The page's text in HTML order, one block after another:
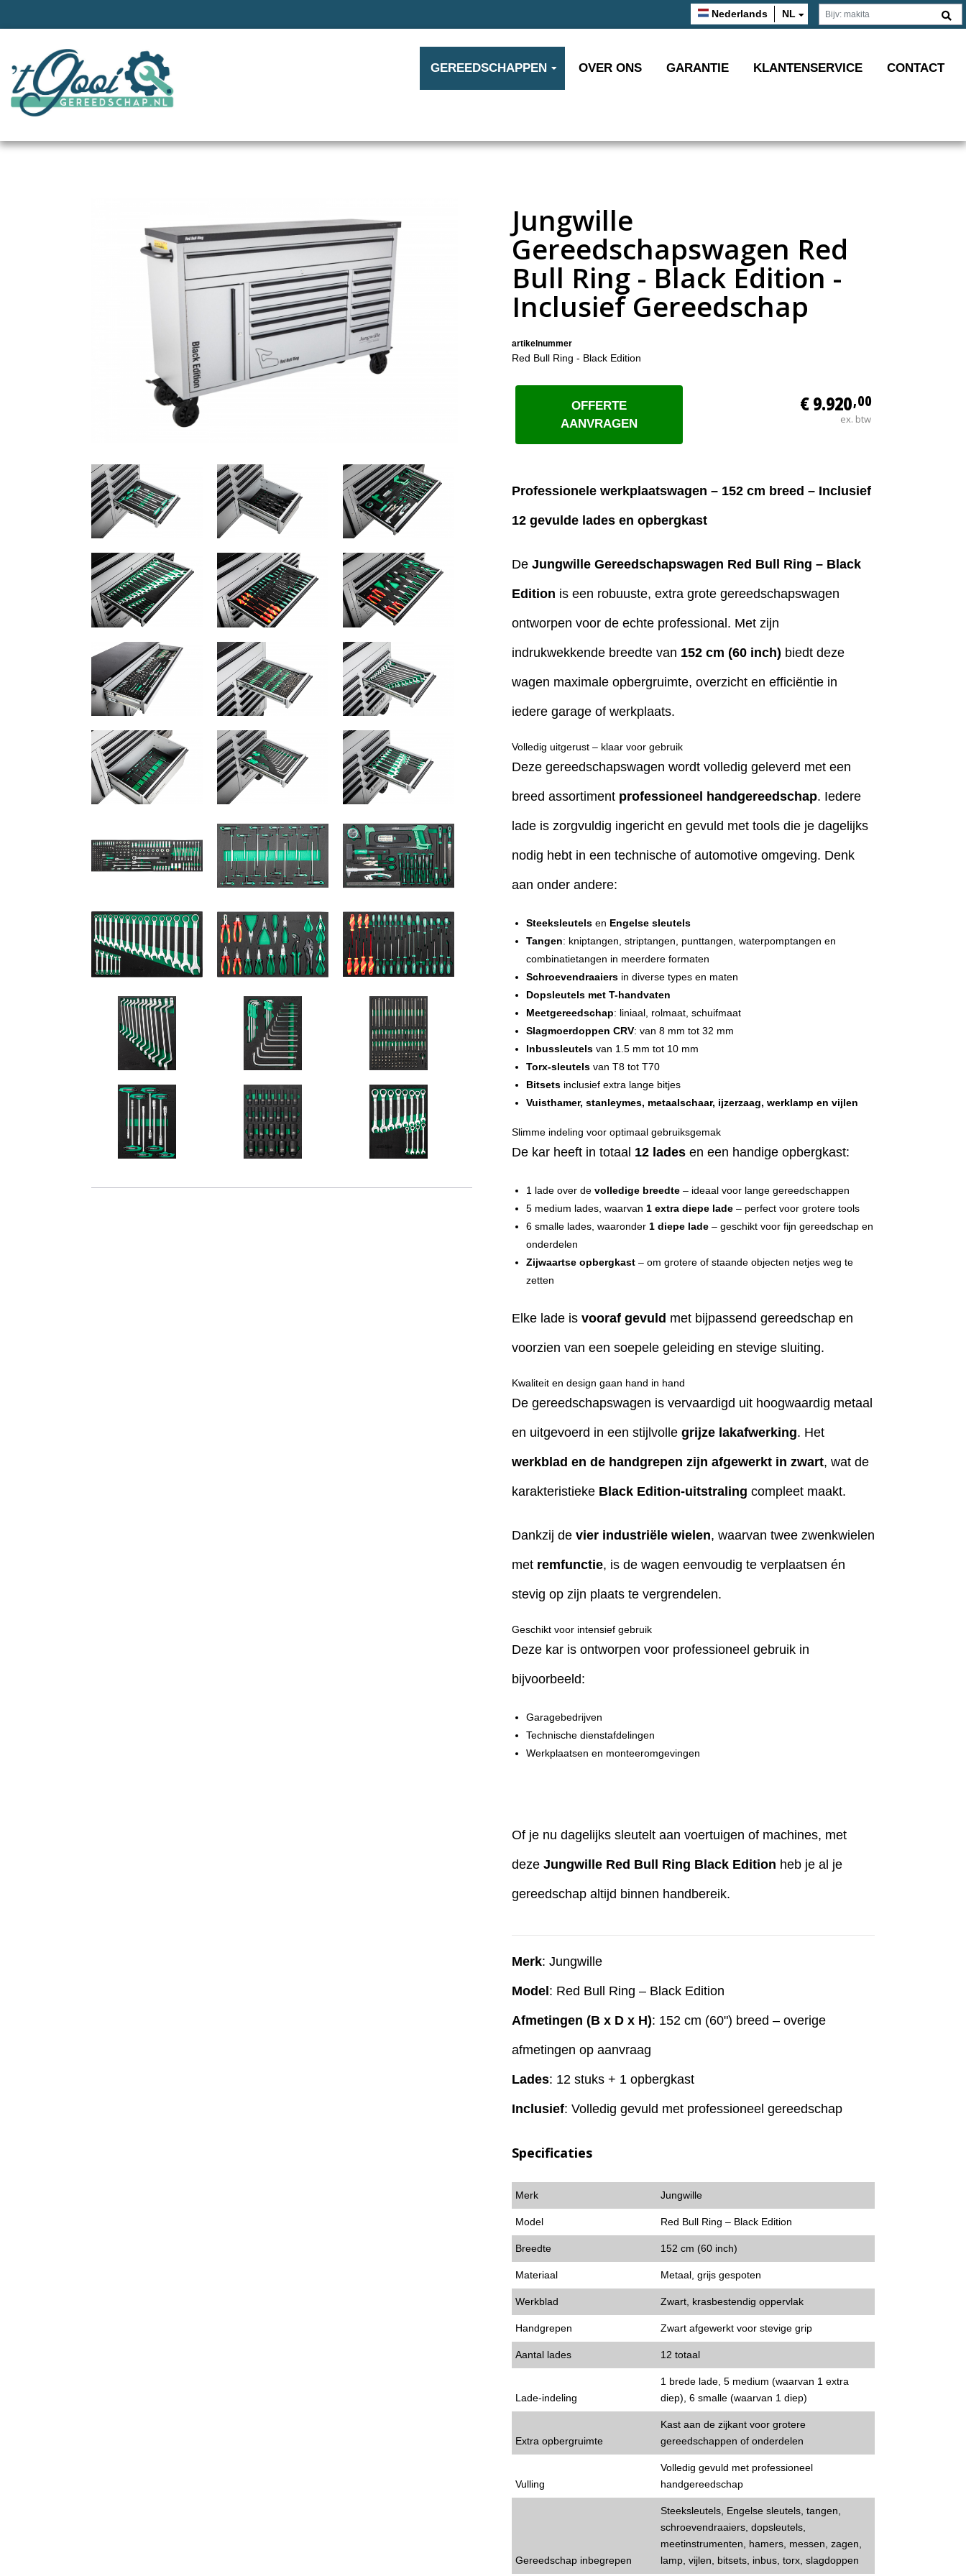
Nederlands NL
GEREEDSCHAPPEN OVER ONS GARANTIE KLANTENSERVICE CONTACT
Jungwille
Gereedschapswagen Red
Bull Ring - Black Edition -
Inclusief Gereedschap
artikelnummer
Red Bull Ring - Black Edition
€ 9.920,00
ex. btw
OFFERTE
AANVRAGEN
Professionele werkplaatswagen – 152 cm breed – Inclusief
12 gevulde lades en opbergkast
De Jungwille Gereedschapswagen Red Bull Ring – Black
Edition is een robuuste, extra grote gereedschapswagen
ontworpen voor de echte professional. Met zijn
indrukwekkende breedte van 152 cm (60 inch) biedt deze
wagen maximale opbergruimte, overzicht en efficiëntie in
iedere garage of werkplaats.
Volledig uitgerust – klaar voor gebruik
Deze gereedschapswagen wordt volledig geleverd met een
breed assortiment professioneel handgereedschap. Iedere
lade is zorgvuldig ingericht en gevuld met tools die je dagelijks
nodig hebt in een technische of automotive omgeving. Denk
aan onder andere:
Steeksleutels en Engelse sleutels
Tangen: kniptangen, striptangen, punttangen, waterpomptangen en
combinatietangen in meerdere formaten
Schroevendraaiers in diverse types en maten
Dopsleutels met T-handvaten
Meetgereedschap: liniaal, rolmaat, schuifmaat
Slagmoerdoppen CRV: van 8 mm tot 32 mm
Inbussleutels van 1.5 mm tot 10 mm
Torx-sleutels van T8 tot T70
Bitsets inclusief extra lange bitjes
Vuisthamer, stanleymes, metaalschaar, ijzerzaag, werklamp en vijlen
Slimme indeling voor optimaal gebruiksgemak
De kar heeft in totaal 12 lades en een handige opbergkast:
1 lade over de volledige breedte – ideaal voor lange gereedschappen
5 medium lades, waarvan 1 extra diepe lade – perfect voor grotere tools
6 smalle lades, waaronder 1 diepe lade – geschikt voor fijn gereedschap en
onderdelen
Zijwaartse opbergkast – om grotere of staande objecten netjes weg te
zetten
Elke lade is vooraf gevuld met bijpassend gereedschap en
voorzien van een soepele geleiding en stevige sluiting.
Kwaliteit en design gaan hand in hand
De gereedschapswagen is vervaardigd uit hoogwaardig metaal
en uitgevoerd in een stijlvolle grijze lakafwerking. Het
werkblad en de handgrepen zijn afgewerkt in zwart, wat de
karakteristieke Black Edition-uitstraling compleet maakt.
Dankzij de vier industriële wielen, waarvan twee zwenkwielen
met remfunctie, is de wagen eenvoudig te verplaatsen én
stevig op zijn plaats te vergrendelen.
Geschikt voor intensief gebruik
Deze kar is ontworpen voor professioneel gebruik in
bijvoorbeeld:
Garagebedrijven
Technische dienstafdelingen
Werkplaatsen en monteeromgevingen
Of je nu dagelijks sleutelt aan voertuigen of machines, met
deze Jungwille Red Bull Ring Black Edition heb je al je
gereedschap altijd binnen handbereik.
Merk: Jungwille
Model : Red Bull Ring – Black Edition
Afmetingen (B x D x H): 152 cm (60") breed – overige
afmetingen op aanvraag
Lades: 12 stuks + 1 opbergkast
Inclusief: Volledig gevuld met professioneel gereedschap
Specificaties
Merk Jungwille
Model Red Bull Ring – Black Edition
Breedte 152 cm (60 inch)
Materiaal Metaal, grijs gespoten
Werkblad Zwart, krasbestendig oppervlak
Handgrepen Zwart afgewerkt voor stevige grip
Aantal lades 12 totaal
Lade-indeling
1 brede lade, 5 medium (waarvan 1 extra
diep), 6 smalle (waarvan 1 diep)
Extra opbergruimte
Kast aan de zijkant voor grotere
gereedschappen of onderdelen
Vulling
Volledig gevuld met professioneel
handgereedschap
Gereedschap inbegrepen
Steeksleutels, Engelse sleutels, tangen,
schroevendraaiers, dopsleutels,
meetinstrumenten, hamers, messen, zagen,
lamp, vijlen, bitsets, inbus, torx, slagdoppen